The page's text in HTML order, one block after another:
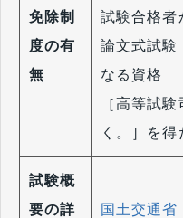
免除制
度の有
無
試験合格者
論文式試験
なる資格
［高等試
く。］を得
試験概
要の詳
国土交通省